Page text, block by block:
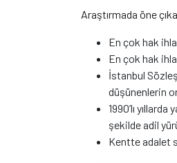
Araştırmada öne
En çok hak
En çok hak
İstanbul
düşünenlerin
1990’lı
şekilde adil
Kentte adalet